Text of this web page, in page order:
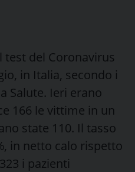
test del Coronavirus
in Italia, secondo i
Salute. Ieri erano
166 le vittime in un
state 110. Il tasso
in netto calo rispetto
i pazienti